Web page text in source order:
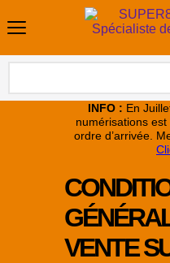
INFO : En
numérisations
ordre d’arrivée.
VENTE